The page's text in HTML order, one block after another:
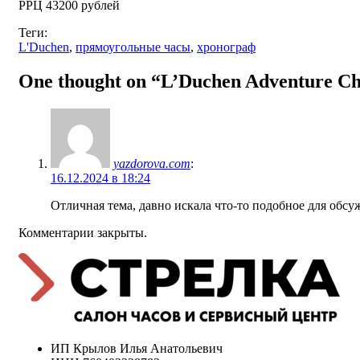
РРЦ 43200 рублей
Теги:
L'Duchen, прямоугольные часы, хронограф
One thought on “L’Duchen Adventure
yazdorova.com:
16.12.2024 в 18:24
Отличная тема, давно искала что-то подобное для
Комментарии закрыты.
ИП Крылов Илья Анатольевич